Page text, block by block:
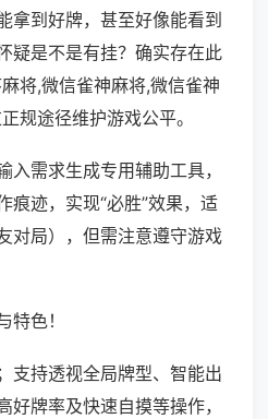
拿到好牌，甚至好像能看到
疑是不是有挂？确实存在此
将,微信雀神麻将,微信雀神
规途径维护游戏公平。
入需求生成专用辅助工具，
痕迹，实现“必胜”效果，适
对局），但需注意遵守游戏
色！
支持透视全局牌型、智能出
好牌率及快速自摸等操作，